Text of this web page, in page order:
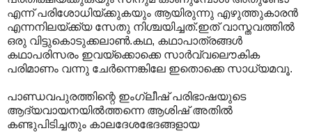
എന്ന് പരിശോധിയ്ക്കുകയും ആയിരുന്നു എഴുത്തുകാരൻ
എന്നനിലയ്ക്ക്യ സേതു നിശ്ചയിച്ചത്.ഇത് വാസ്തവത്തിൽ
ഒരു വിട്ടുകൊടുക്കലാൺ.കഥ, കഥാപാത്രങ്ങൾ
കഥാപരിസരം ഇവയ്ക്കൊക്കെ സാർവ്വലൌകിക
പരിമാണം വന്നു ചേർന്നെങ്കിലേ ഇതൊക്കെ സാധ്യമവൂ.
പാണ്ഡവപുരത്തിന്റെ ഇംഗ്ലീഷ് പരിഭാഷയുടെ
ആദ്യവായനയിൽത്തന്നെ ആശിഷ് അതിൽ
കണ്ടുപിടിച്ചതും കാലദേശഭേദങ്ങളായ